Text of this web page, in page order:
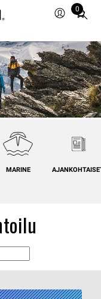
0
Total
in
cart:
0
MARINE